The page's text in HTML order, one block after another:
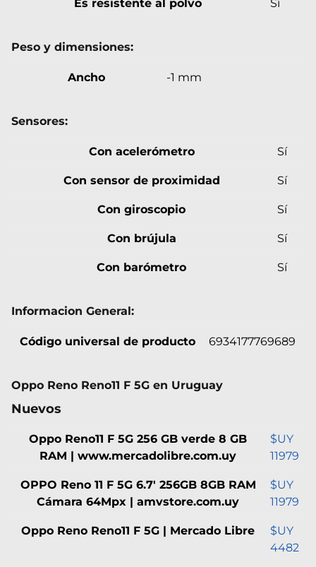
Es resistente al polvo Sí
Peso y dimensiones:
Ancho -1 mm
Sensores:
Con acelerómetro Sí
Con sensor de proximidad Sí
Con giroscopio Sí
Con brújula Sí
Con barómetro Sí
Informacion General:
Código universal de producto 6934177769689
Oppo Reno Reno11 F 5G en Uruguay
Nuevos
Oppo Reno11 F 5G 256 GB verde 8 GB
RAM | www.mercadolibre.com.uy
$UY
11979
OPPO Reno 11 F 5G 6.7' 256GB 8GB RAM
Cámara 64Mpx | amvstore.com.uy
$UY
11979
Oppo Reno Reno11 F 5G | Mercado Libre
$UY
4482